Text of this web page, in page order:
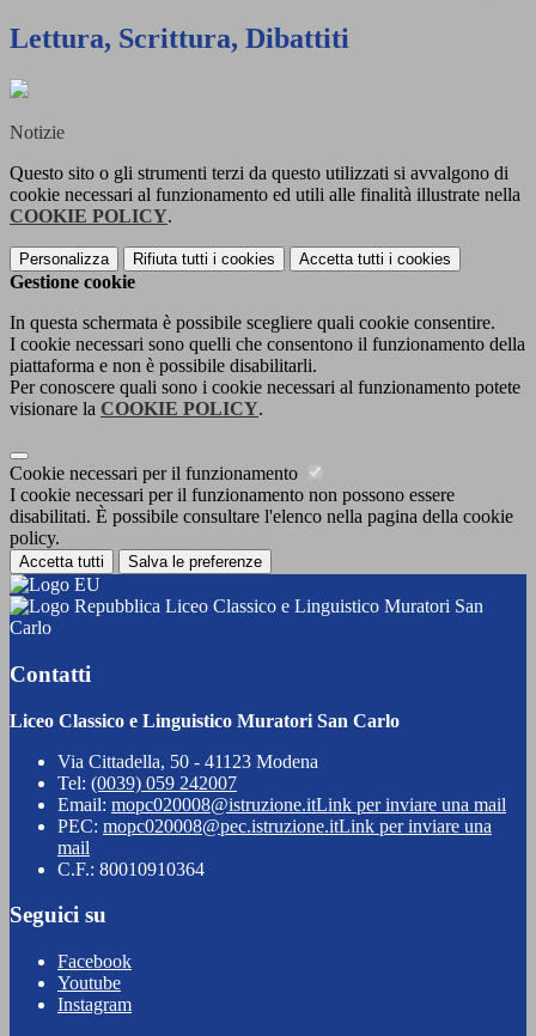
Lettura, Scrittura, Dibattiti
Notizie
Questo sito o gli strumenti terzi da questo utilizzati si avvalgono di
cookie necessari al funzionamento ed utili alle finalità illustrate nella
COOKIE POLICY.
Personalizza Rifiuta tutti i cookies Accetta tutti i cookies
Gestione cookie
In questa schermata è possibile scegliere quali cookie consentire.
I cookie necessari sono quelli che consentono il funzionamento della
piattaforma e non è possibile disabilitarli.
Per conoscere quali sono i cookie necessari al funzionamento potete
visionare la COOKIE POLICY.
Cookie necessari per il funzionamento
I cookie necessari per il funzionamento non possono essere
disabilitati. È possibile consultare l'elenco nella pagina della cookie
policy.
Accetta tutti Salva le preferenze
Liceo Classico e Linguistico Muratori San
Carlo
Contatti
Liceo Classico e Linguistico Muratori San Carlo
Via Cittadella, 50 - 41123 Modena
Tel: (0039) 059 242007
Email: mopc020008@istruzione.itLink per inviare una mail
PEC: mopc020008@pec.istruzione.itLink per inviare una
mail
C.F.: 80010910364
Seguici su
Facebook
Youtube
Instagram